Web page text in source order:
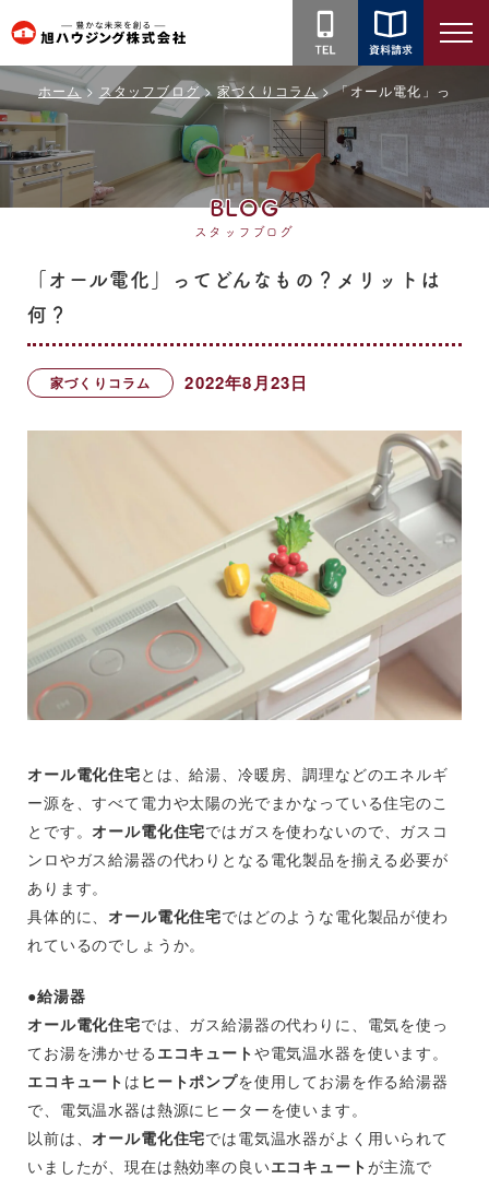
旭
ハ
ウ
ジ
ン
グ
社
ホーム スタッフブログ 家づくりコラム 「オール電化」ってど
BLOG
スタッフブログ
「オール電化」ってどんなもの？メリットは
何？
家づくりコラム 2022年8月23日
オール電化住宅とは、給湯、冷暖房、調理などのエネルギ
ー源を、すべて電力や太陽の光でまかなっている住宅のこ
とです。オール電化住宅ではガスを使わないので、ガスコ
ンロやガス給湯器の代わりとなる電化製品を揃える必要が
あります。
具体的に、オール電化住宅ではどのような電化製品が使わ
れているのでしょうか。
●給湯器
オール電化住宅では、ガス給湯器の代わりに、電気を使っ
てお湯を沸かせる エコキュートや電気温水器を使います。
エコキュート は ヒートポンプを使用してお湯を作る給湯器
で、電気温水器は熱源にヒーターを使います。
以前は、オール電化住宅では電気温水器がよく用いられて
いましたが、現在は熱効率の良いエコキュートが主流で